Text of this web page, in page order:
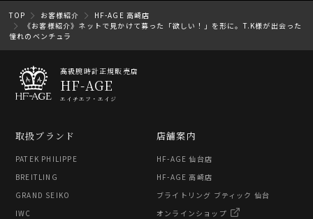
TOP お客様紹介
HF-AGE 高崎店
《お客様紹介》ネットで見かけて募った「欲しい！」を形に。T.K様が出会った
憧れのベンチュラ
高級腕時計正規販売店
HF-AGE
エイチエフ・エイジ
取扱ブランド
PATEK PHILIPPE
BREITLING
GRAND SEIKO
IWC
店舗案内
HF-AGE 仙台店
HF-AGE 高崎店
ブライトリング ブティック 仙台
オンラインショップ